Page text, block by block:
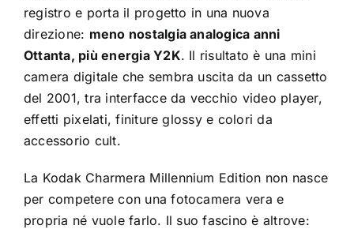
registro e porta il progetto in una nuova
direzione: meno nostalgia analogica anni
Ottanta, più energia Y2K. Il risultato è una mini
camera digitale che sembra uscita da un cassetto
del 2001, tra interfacce da vecchio video player,
effetti pixelati, finiture glossy e colori da
accessorio cult.
La Kodak Charmera Millennium Edition non nasce
per competere con una fotocamera vera e
propria né vuole farlo. Il suo fascino è altrove: